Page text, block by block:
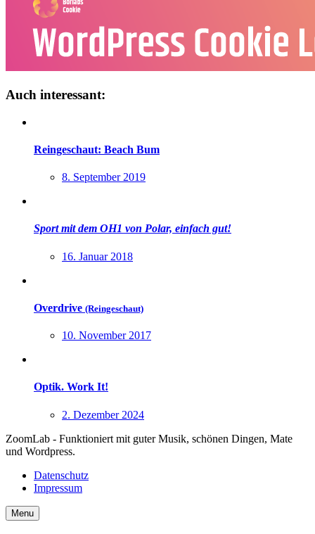
Auch interessant:
Reingeschaut: Beach Bum
8. September 2019
Sport mit dem OH1 von Polar, einfach gut!
16. Januar 2018
Overdrive (Reingeschaut)
10. November 2017
Optik. Work It!
2. Dezember 2024
ZoomLab - Funktioniert mit guter Musik, schönen Dingen, Mate
und Wordpress.
Datenschutz
Impressum
Menu